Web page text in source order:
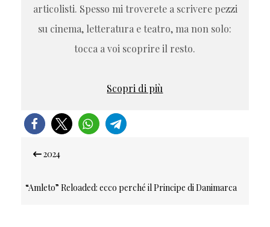
articolisti. Spesso mi troverete a scrivere pezzi
su cinema, letteratura e teatro, ma non solo:
tocca a voi scoprire il resto.
Scopri di più
Navigazione
2024
“Amleto” Reloaded: ecco perché il Principe di Danimarca